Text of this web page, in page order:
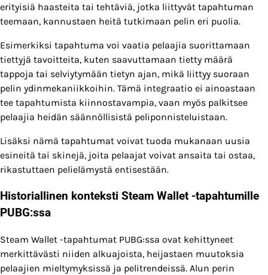
erityisiä haasteita tai tehtäviä, jotka liittyvät tapahtuman
teemaan, kannustaen heitä tutkimaan pelin eri puolia.
Esimerkiksi tapahtuma voi vaatia pelaajia suorittamaan
tiettyjä tavoitteita, kuten saavuttamaan tietty määrä
tappoja tai selviytymään tietyn ajan, mikä liittyy suoraan
pelin ydinmekaniikkoihin. Tämä integraatio ei ainoastaan
tee tapahtumista kiinnostavampia, vaan myös palkitsee
pelaajia heidän säännöllisistä peliponnisteluistaan.
Lisäksi nämä tapahtumat voivat tuoda mukanaan uusia
esineitä tai skinejä, joita pelaajat voivat ansaita tai ostaa,
rikastuttaen pelielämystä entisestään.
Historiallinen konteksti Steam Wallet -tapahtumille
PUBG:ssa
Steam Wallet -tapahtumat PUBG:ssa ovat kehittyneet
merkittävästi niiden alkuajoista, heijastaen muutoksia
pelaajien mieltymyksissä ja pelitrendeissä. Alun perin